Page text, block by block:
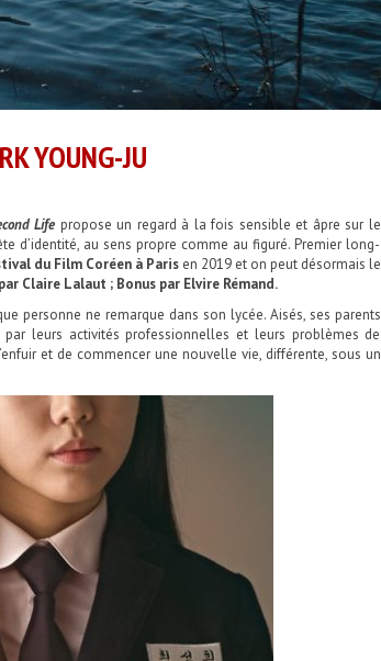
YOUNG-JU
Life propose un regard à la fois sensible et âpre sur le
d’identité, au sens propre comme au figuré. Premier long-
du Film Coréen à Parisen 2019 et on peut désormais le
Claire Lalaut ; Bonus par Elvire Rémand.
personne ne remarque dans son lycée. Aisés, ses parents
leurs activités professionnelles et leurs problèmes de
et de commencer une nouvelle vie, différente, sous un